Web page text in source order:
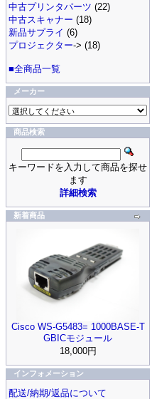
中古プリンタパーツ (22)
中古スキャナー (18)
新品サプライ (6)
プロジェクター-> (18)
■全商品一覧
メーカー
商品検索
キーワードを入力して商品を探せ
ます
詳細検索
新着商品
Cisco WS-G5483= 1000BASE-T
GBICモジュール
18,000円
インフォメーション
配送/納期/返品について